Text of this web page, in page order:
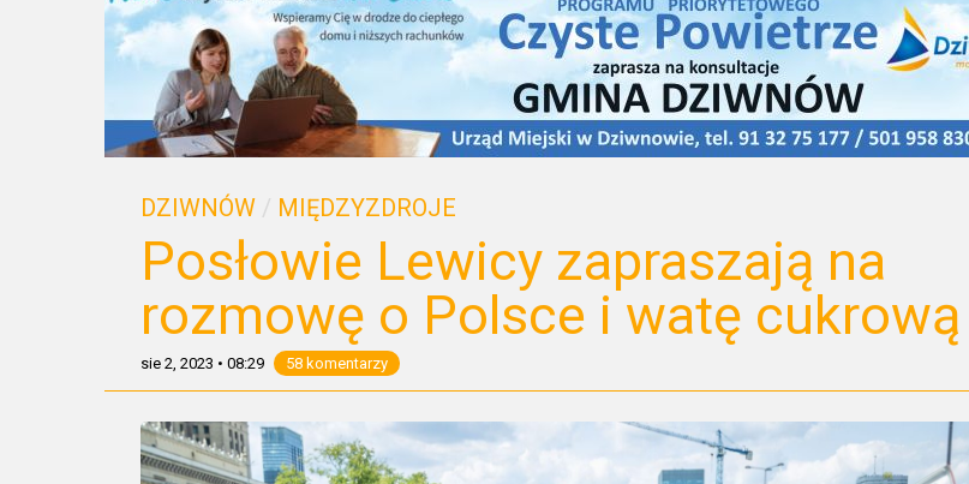
DZIWNÓW / MIĘDZYZDROJE
Posłowie Lewicy zapraszają na
rozmowę o Polsce i watę cukrową
sie 2, 2023 • 08:29 58 komentarzy